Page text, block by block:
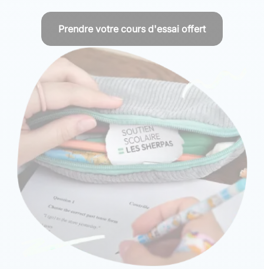
Prendre votre cours d'essai offert